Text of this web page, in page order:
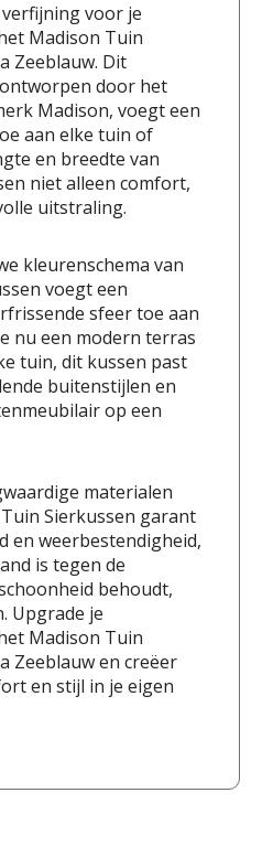
voor je
Madison Tuin
Zeeblauw. Dit
door het
Madison, voegt een
aan elke tuin of
en breedte van
niet alleen comfort,
uitstraling.
kleurenschema van
voegt een
sfeer toe aan
nu een modern terras
tuin, dit kussen past
buitenstijlen en
op een
materialen
Sierkussen garant
en weerbestendigheid,
is tegen de
behoudt,
Upgrade je
Madison Tuin
Zeeblauw en creëer
en stijl in je eigen